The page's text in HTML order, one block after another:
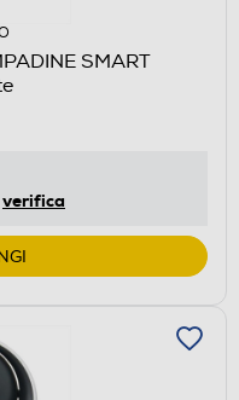
SMART
verifica